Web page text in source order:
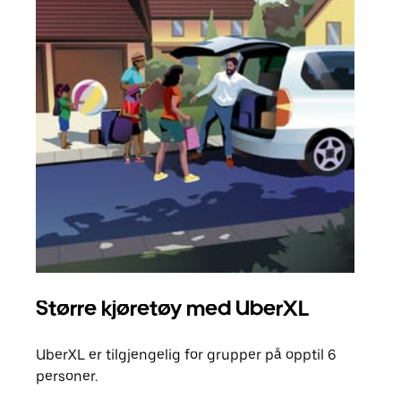
Større kjøretøy med UberXL
UberXL er tilgjengelig for grupper på opptil 6
personer.